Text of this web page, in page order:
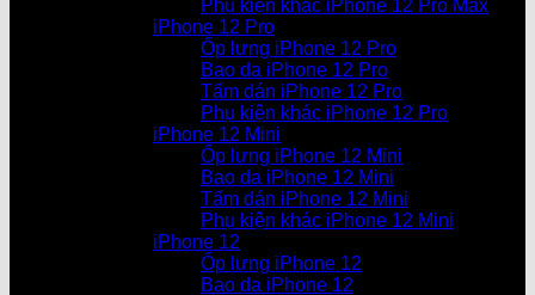
Phụ kiện khác iPhone 12 Pro Max
iPhone 12 Pro
Ốp lưng iPhone 12 Pro
Bao da iPhone 12 Pro
Tấm dán iPhone 12 Pro
Phụ kiện khác iPhone 12 Pro
iPhone 12 Mini
Ốp lưng iPhone 12 Mini
Bao da iPhone 12 Mini
Tấm dán iPhone 12 Mini
Phụ kiện khác iPhone 12 Mini
iPhone 12
Ốp lưng iPhone 12
Bao da iPhone 12